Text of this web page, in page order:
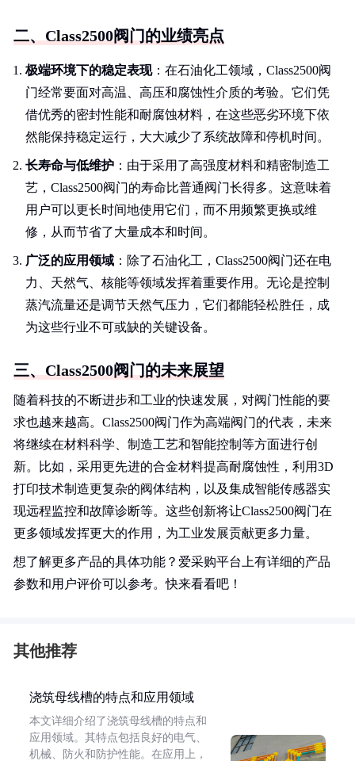
二、Class2500阀门的业绩亮点
极端环境下的稳定表现：在石油化工领域，Class2500阀
门经常要面对高温、高压和腐蚀性介质的考验。它们凭
借优秀的密封性能和耐腐蚀材料，在这些恶劣环境下依
然能保持稳定运行，大大减少了系统故障和停机时间。
长寿命与低维护 ：由于采用了高强度材料和精密制造工
艺，Class2500阀门的寿命比普通阀门长得多。这意味着
用户可以更长时间地使用它们，而不用频繁更换或维
修，从而节省了大量成本和时间。
广泛的应用领域 ：除了石油化工，Class2500阀门还在电
力、天然气、核能等领域发挥着重要作用。无论是控制
蒸汽流量还是调节天然气压力，它们都能轻松胜任，成
为这些行业不可或缺的关键设备。
三、Class2500阀门的未来展望
随着科技的不断进步和工业的快速发展，对阀门性能的要
求也越来越高。Class2500阀门作为高端阀门的代表，未来
将继续在材料科学、制造工艺和智能控制等方面进行创
新。比如，采用更先进的合金材料提高耐腐蚀性，利用3D
打印技术制造更复杂的阀体结构，以及集成智能传感器实
现远程监控和故障诊断等。这些创新将让Class2500阀门在
更多领域发挥更大的作用，为工业发展贡献更多力量。
想了解更多产品的具体功能？爱采购平台上有详细的产品
参数和用户评价可以参考。快来看看吧！
其他推荐
浇筑母线槽的特点和应用领域
本文详细介绍了浇筑母线槽的特点和
应用领域。其特点包括良好的电气、
机械、防火和防护性能。在应用上，